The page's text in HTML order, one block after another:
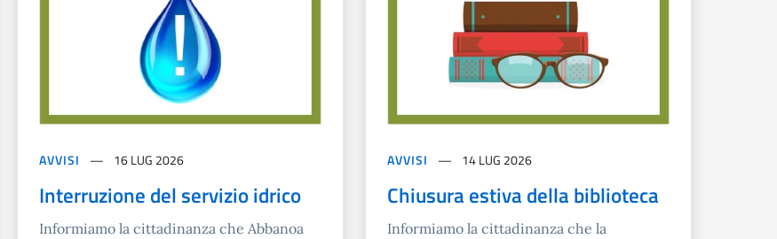
AVVISI 16 LUG 2026
Interruzione del servizio idrico
Informiamo la cittadinanza che Abbanoa
AVVISI 14 LUG 2026
Chiusura estiva della biblioteca
Informiamo la cittadinanza che la